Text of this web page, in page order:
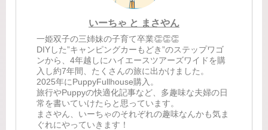
いーちゃ と まさやん
一姫双子の三姉妹の子育て卒業👏👏👏
DIYした”キャンピングカーもどき”のステップワゴ
ンから、4年越しにハイエースツアーズワイドを購
入し約7年間、たくさんの旅に出かけました。
2025年にPuppyFullhouse購入。
旅行やPuppyの快適化記事など、多趣味な夫婦の日
常を書いていけたらと思っています。
まさやん、いーちゃのそれぞれの趣味なんかも気ま
ぐれにやっていきます！